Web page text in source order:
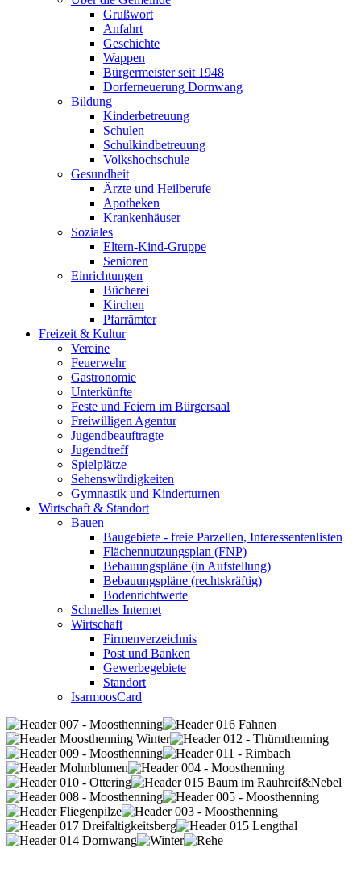
Grußwort
Anfahrt
Geschichte
Wappen
Bürgermeister seit 1948
Dorferneuerung Dornwang
Bildung
Kinderbetreuung
Schulen
Schulkindbetreuung
Volkshochschule
Gesundheit
Ärzte und Heilberufe
Apotheken
Krankenhäuser
Soziales
Eltern-Kind-Gruppe
Senioren
Einrichtungen
Bücherei
Kirchen
Pfarrämter
Freizeit & Kultur
Vereine
Feuerwehr
Gastronomie
Unterkünfte
Feste und Feiern im Bürgersaal
Freiwilligen Agentur
Jugendbeauftragte
Jugendtreff
Spielplätze
Sehenswürdigkeiten
Gymnastik und Kinderturnen
Wirtschaft & Standort
Bauen
Baugebiete - freie Parzellen, Interessentenlisten
Flächennutzungsplan (FNP)
Bebauungspläne (in Aufstellung)
Bebauungspläne (rechtskräftig)
Bodenrichtwerte
Schnelles Internet
Wirtschaft
Firmenverzeichnis
Post und Banken
Gewerbegebiete
Standort
IsarmoosCard